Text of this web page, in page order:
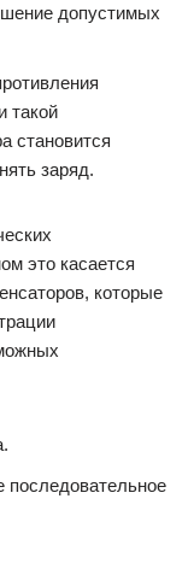
допустимых
такой
становится
заряд.
это касается
которые